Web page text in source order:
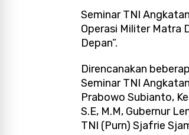
Seminar TNI
Operasi Militer Matra
Depan”.
Direncanakan
Seminar TNI
Prabowo Subianto,
S.E, M.M, Gubernur
TNI (Purn) Sjafrie